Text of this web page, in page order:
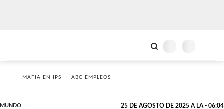
MAFIA EN IPS ABC EMPLEOS
MUNDO 25 DE AGOSTO DE 2025 A LA - 06:04